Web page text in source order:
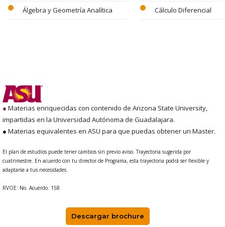
circle Álgebra y Geometría Analítica circle Cálculo Diferencial
● Materias enriquecidas con contenido de Arizona State University,
impartidas en la Universidad Autónoma de Guadalajara.
● Materias equivalentes en ASU para que puedas obtener un Master.
El plan de estudios puede tener cambios sin previo aviso. Trayectoria sugerida por
cuatrimestre. En acuerdo con tu director de Programa, esta trayectoria podrá ser flexible y
adaptarse a tus necesidades.
RVOE: No. Acuerdo. 158
Descargar brochure